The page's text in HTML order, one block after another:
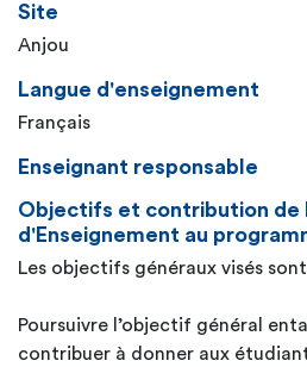
Site
Anjou
Langue d'enseignement
Français
Enseignant responsable
Objectifs et contribution de
d'Enseignement au
Les objectifs généraux visés
Poursuivre l’objectif général
contribuer à donner aux